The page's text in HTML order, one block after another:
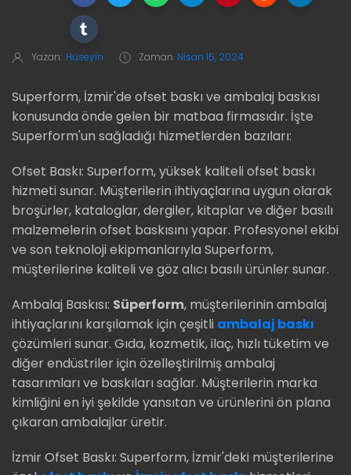
Yazan: Hüseyin Zaman Nisan 15, 2024
Superform, İzmir'de ofset baskı ve ambalaj baskısı
konusunda önde gelen bir matbaa firmasıdır. İşte
Superform'un sağladığı hizmetlerden bazıları:
Ofset Baskı: Superform, yüksek kaliteli ofset baskı
hizmeti sunar. Müşterilerin ihtiyaçlarına uygun olarak
broşürler, kataloglar, dergiler, kitaplar ve diğer basılı
malzemelerin ofset baskısını yapar. Profesyonel ekibi
ve son teknoloji ekipmanlarıyla Superform,
müşterilerine kaliteli ve göz alıcı basılı ürünler sunar.
Ambalaj Baskısı: Süperform, müşterilerinin ambalaj
ihtiyaçlarını karşılamak için çeşitli ambalaj baskı
çözümleri sunar. Gıda, kozmetik, ilaç, hızlı tüketim ve
diğer endüstriler için özelleştirilmiş ambalaj
tasarımları ve baskıları sağlar. Müşterilerin marka
kimliğini en iyi şekilde yansıtan ve ürünlerini ön plana
çıkaran ambalajlar üretir.
İzmir Ofset Baskı: Superform, İzmir'deki müşterilerine